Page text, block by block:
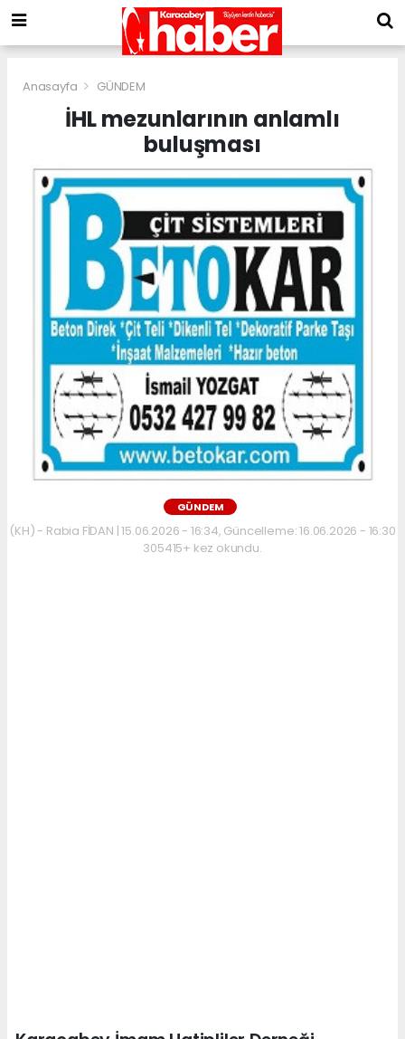
Anasayfa GÜNDEM
İHL mezunlarının anlamlı
buluşması
GÜNDEM
(KH) - Rabia FİDAN | 15.06.2026 - 16:34, Güncelleme: 16.06.2026 - 16:30
305415+ kez okundu.